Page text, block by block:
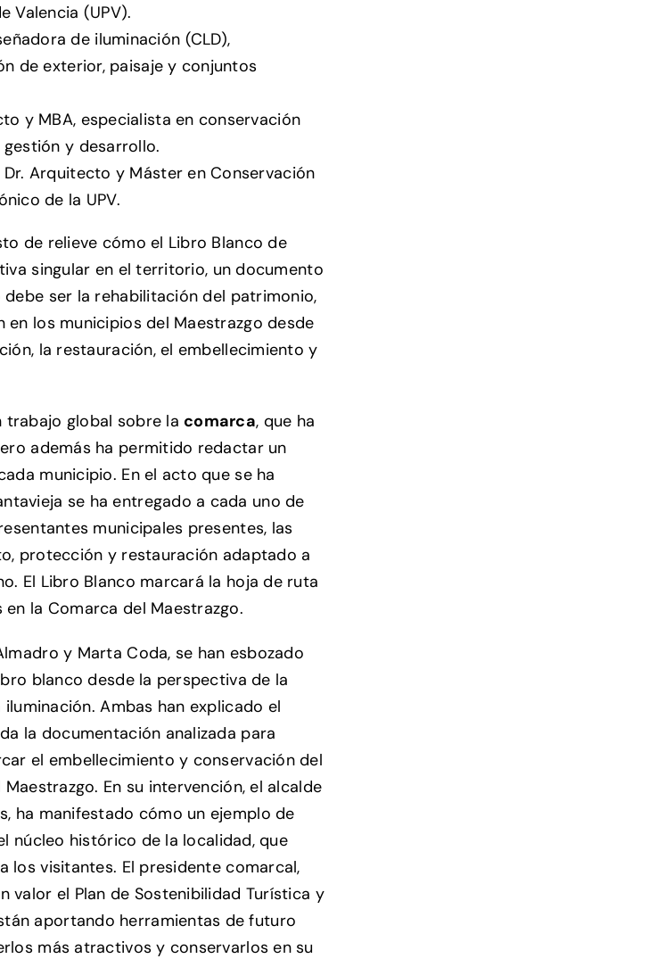
Valencia (UPV).
de iluminación (CLD),
de exterior, paisaje y conjuntos
y MBA, especialista en conservación
y desarrollo.
Arquitecto y Máster en Conservación
de la UPV.
de relieve cómo el Libro Blanco de
singular en el territorio, un documento
ser la rehabilitación del patrimonio,
en los municipios del Maestrazgo desde
la restauración, el embellecimiento y
trabajo global sobre la comarca, que ha
además ha permitido redactar un
municipio. En el acto que se ha
se ha entregado a cada uno de
municipales presentes, las
protección y restauración adaptado a
El Libro Blanco marcará la hoja de ruta
la Comarca del Maestrazgo.
y Marta Coda, se han esbozado
blanco desde la perspectiva de la
Ambas han explicado el
la documentación analizada para
el embellecimiento y conservación del
En su intervención, el alcalde
ha manifestado cómo un ejemplo de
núcleo histórico de la localidad, que
los visitantes. El presidente comarcal,
valor el Plan de Sostenibilidad Turística y
aportando herramientas de futuro
más atractivos y conservarlos en su